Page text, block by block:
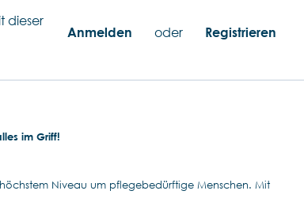
dieser
Anmelden oder Registrieren
im Griff!
Niveau um pflegebedürftige Menschen. Mit